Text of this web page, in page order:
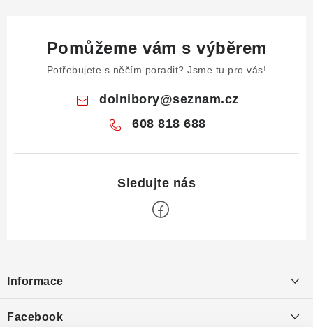
Pomůžeme vám s výběrem
Potřebujete s něčím poradit? Jsme tu pro vás!
dolnibory@seznam.cz
608 818 688
p
a
Informace
Facebook